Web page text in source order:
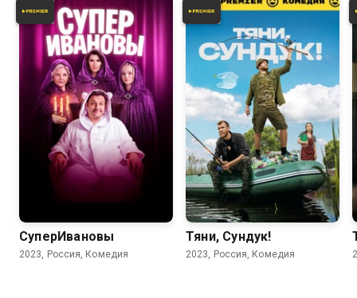
СуперИвановы
2023, Россия, Комедия
6.4
Тяни, Сундук!
2023, Россия, Комедия